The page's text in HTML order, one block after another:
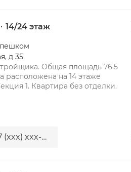
14/24 этаж
д 35
Общая площадь 76.5
расположена на 14 этаже
1. Квартира без отделки.
ряд
(xxx) xxx-xx-xx